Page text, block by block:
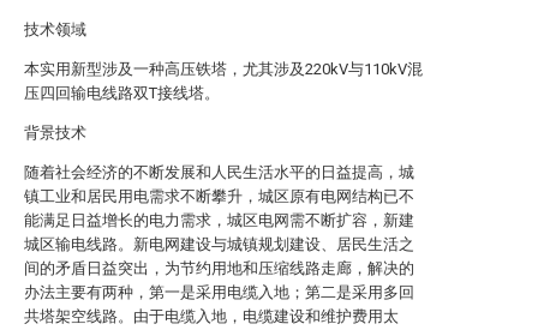
技术领域
本实用新型涉及一种高压铁塔，尤其涉及220kV与110kV混
压四回输电线路双T接线塔。
背景技术
随着社会经济的不断发展和人民生活水平的日益提高，城
镇工业和居民用电需求不断攀升，城区原有电网结构已不
能满足日益增长的电力需求，城区电网需不断扩容，新建
城区输电线路。新电网建设与城镇规划建设、居民生活之
间的矛盾日益突出，为节约用地和压缩线路走廊，解决的
办法主要有两种，第一是采用电缆入地；第二是采用多回
共塔架空线路。由于电缆入地，电缆建设和维护费用太